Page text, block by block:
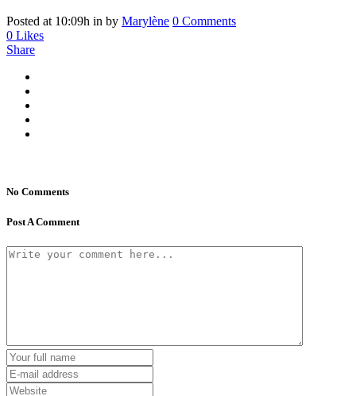
Posted at 10:09h in by Marylène 0 Comments
0 Likes
Share
No Comments
Post A Comment